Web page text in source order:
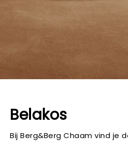
Belakos
Bij Berg&Berg Chaam vind je